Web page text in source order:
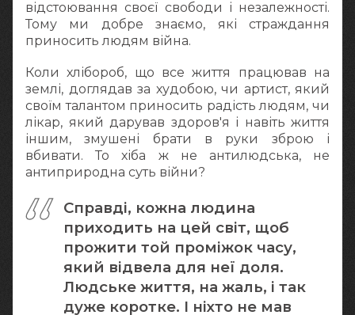
відстоювання своєї свободи і незалежності.
Тому ми добре знаємо, які страждання
приносить людям війна.
Коли хлібороб, що все життя працював на
землі, доглядав за худобою, чи артист, який
своїм талантом приносить радість людям, чи
лікар, який дарував здоров'я і навіть життя
іншим, змушені брати в руки зброю і
вбивати. То хіба ж не антилюдська, не
антиприродна суть війни?
Справді, кожна людина
приходить на цей світ, щоб
прожити той проміжок часу,
який відвела для неї доля.
Людське життя, на жаль, і так
дуже коротке. І ніхто не мав